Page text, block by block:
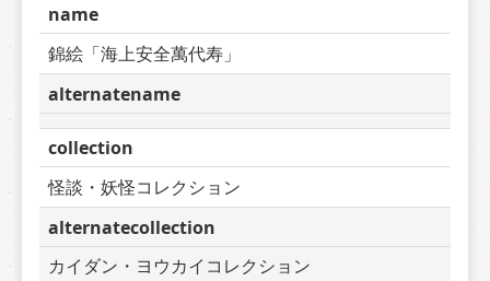
name
錦絵「海上安全萬代寿」
alternatename
collection
怪談・妖怪コレクション
alternatecollection
カイダン・ヨウカイコレクション